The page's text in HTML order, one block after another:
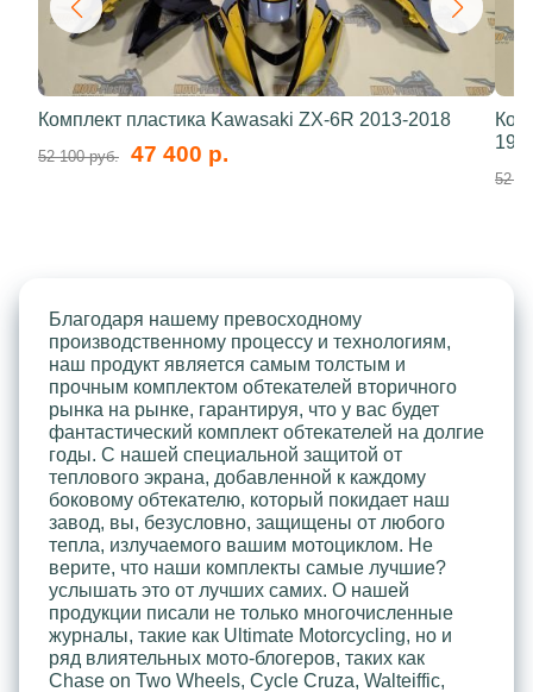
Комплект пластика Kawasaki ZX-6R 2013-2018
52 100 руб. 47 400 р.
52
Благодаря нашему превосходному
производственному процессу и технологиям,
наш продукт является самым толстым и
прочным комплектом обтекателей вторичного
рынка на рынке, гарантируя, что у вас будет
фантастический комплект обтекателей на долгие
годы. С нашей специальной защитой от
теплового экрана, добавленной к каждому
боковому обтекателю, который покидает наш
завод, вы, безусловно, защищены от любого
тепла, излучаемого вашим мотоциклом. Не
верите, что наши комплекты самые лучшие?
услышать это от лучших самих. О нашей
продукции писали не только многочисленные
журналы, такие как Ultimate Motorcycling, но и
ряд влиятельных мото-блогеров, таких как
Chase on Two Wheels, Cycle Cruza, Walteiffic,